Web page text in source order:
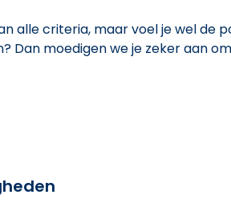
alle criteria, maar voel je wel de
Dan moedigen we je zeker aan